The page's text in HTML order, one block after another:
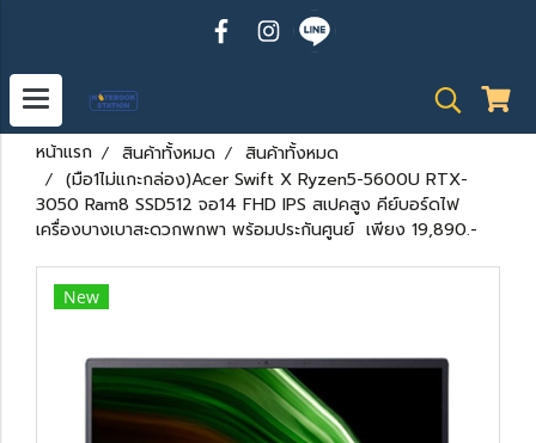
หน้าแรก สินค้าทั้งหมด
สินค้าทั้งหมด
(มือ1ไม่แกะกล่อง)Acer Swift X Ryzen5-5600U RTX-
3050 Ram8 SSD512 จอ14 FHD IPS สเปคสูง คีย์บอร์ดไฟ
เครื่องบางเบาสะดวกพกพา พร้อมประกันศูนย์ เพียง 19,890.-
New